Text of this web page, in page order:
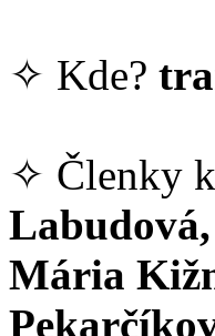
✧ Kde?
✧ Členky
Mária